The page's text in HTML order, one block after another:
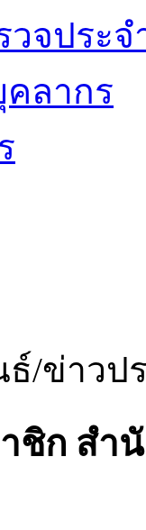
จประจ
ลากร
/ข่าวป
ชิก สำ